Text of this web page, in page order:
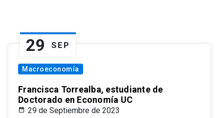
29 SEP
Macroeconomía
Francisca Torrealba, estudiante de
Doctorado en Economía UC
29 de Septiembre de 2023